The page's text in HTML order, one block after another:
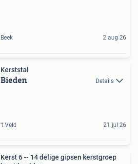
Beek 2 aug 26
Kerststal
Bieden Details
't Veld 21 jul 26
Kerst 6 -- 14 delige gipsen kerstgroep